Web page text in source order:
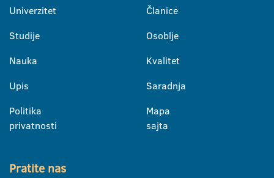
Univerzitet
Studije
Nauka
Upis
Politika
privatnosti
Članice
Osoblje
Kvalitet
Saradnja
Mapa
sajta
Pratite nas